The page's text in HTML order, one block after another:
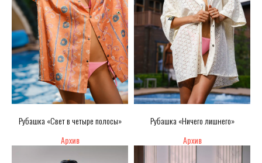
Рубашка «Свет в четыре полосы» Рубашка «Ничего лишнего»